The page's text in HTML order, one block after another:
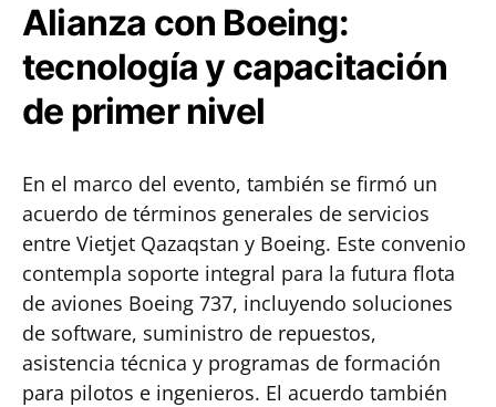
Alianza con Boeing:
tecnología y capacitación
de primer nivel
En el marco del evento, también se firmó un
acuerdo de términos generales de servicios
entre Vietjet Qazaqstan y Boeing. Este convenio
contempla soporte integral para la futura flota
de aviones Boeing 737, incluyendo soluciones
de software, suministro de repuestos,
asistencia técnica y programas de formación
para pilotos e ingenieros. El acuerdo también